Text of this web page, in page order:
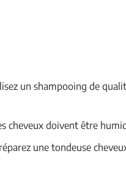
un shampooing de
cheveux doivent être
une tondeuse